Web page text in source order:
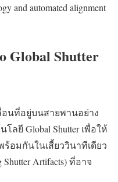
and automated alignment
Global Shutter
อนที่อยู่บนสายพานอย่าง
โลยี Global Shutter เพื่อให้
อมกันในเสี้ยววินาทีเดียว
Artifacts) ที่อาจ